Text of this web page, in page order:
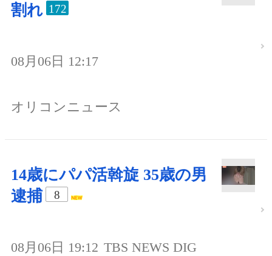
割れ 172
08月06日 12:17
オリコンニュース
14歳にパパ活斡旋 35歳の男
逮捕
8
08月06日 19:12 TBS NEWS DIG